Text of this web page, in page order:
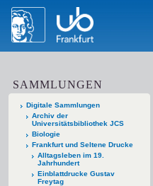
SAMMLUNGEN
Digitale Sammlungen
Archiv der
Universitätsbibliothek JCS
Biologie
Frankfurt und Seltene Drucke
Alltagsleben im 19.
Jahrhundert
Einblattdrucke Gustav
Freytag